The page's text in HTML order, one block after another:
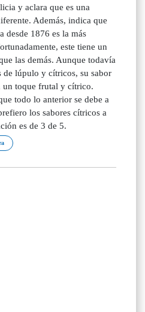
y aclara que es una
Además, indica que
desde 1876 es la más
este tiene un
las demás. Aunque todavía
de lúpulo y cítricos, su sabor
un toque frutal y cítrico.
todo lo anterior se debe a
los sabores cítricos a
es de 3 de 5.